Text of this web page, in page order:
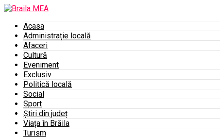
Acasa
Administrație locală
Afaceri
Cultură
Eveniment
Exclusiv
Politică locală
Social
Sport
Știri din județ
Viața în Brăila
Turism